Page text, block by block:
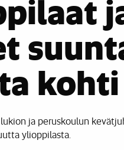
ja peruskoulun
ylioppilasta.